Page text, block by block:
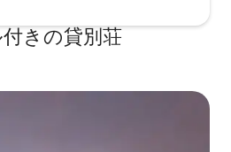
きの貸別荘
す。